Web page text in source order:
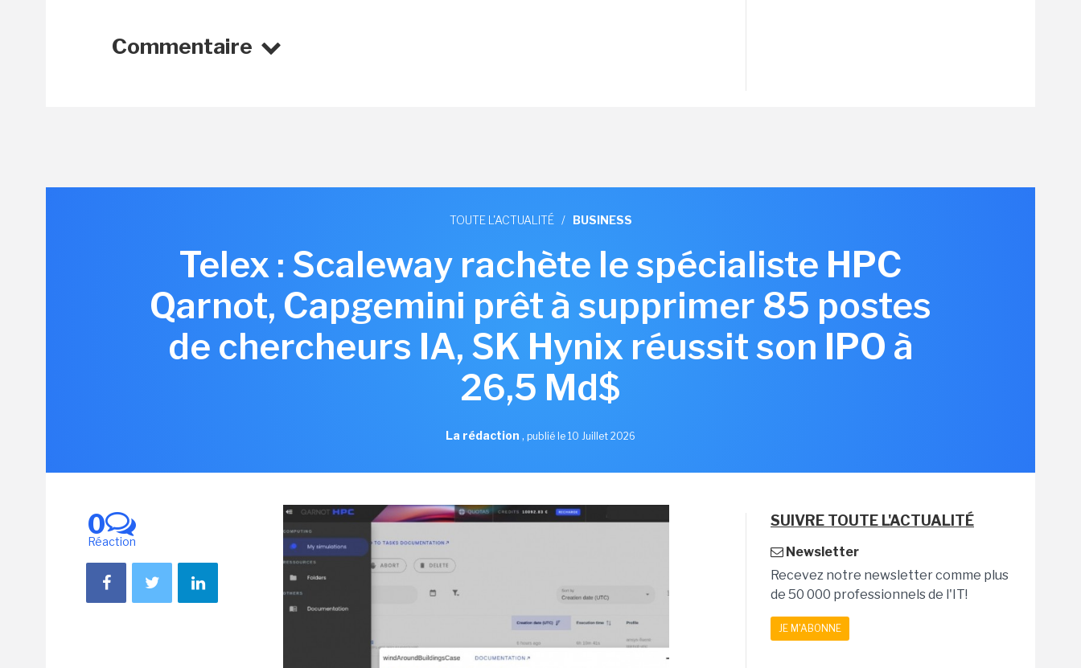
Commentaire
TOUTE L'ACTUALITÉ / BUSINESS
Telex : Scaleway rachète le spécialiste HPC
Qarnot, Capgemini prêt à supprimer 85 postes
de chercheurs IA, SK Hynix réussit son IPO à
26,5 Md$
La rédaction , publié le 10 Juillet 2026
0
Réaction
SUIVRE TOUTE L'ACTUALITÉ
Newsletter
Recevez notre newsletter comme plus
de 50 000 professionnels de l'IT!
JE M'ABONNE